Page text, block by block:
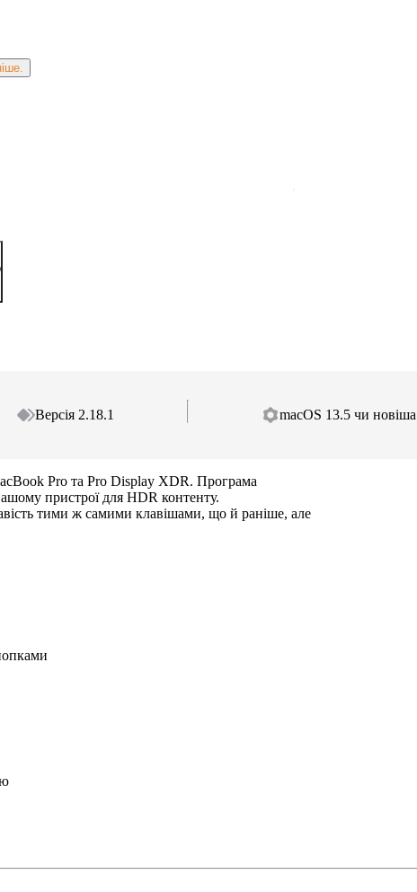
Версія 2.18.1 macOS 13.5 чи новіша
Pro та Pro Display XDR. Програма
пристрої для HDR контенту.
тими ж самими клавішами, що й раніше, але